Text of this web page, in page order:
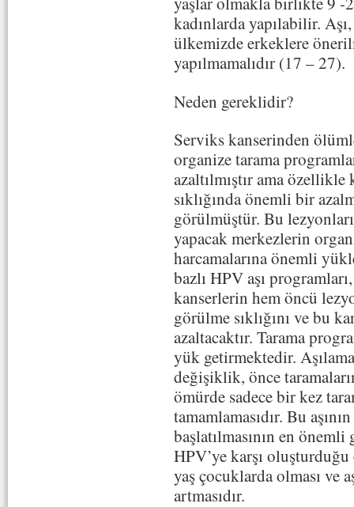
kadınlarda yapılabilir.
ülkemizde erkeklere
yapılmamalıdır (17 – 27).
Neden gereklidir?
Serviks kanserinden
organize tarama
azaltılmıştır ama
sıklığında önemli bir
görülmüştür. Bu
yapacak merkezlerin
harcamalarına önemli
bazlı HPV aşı
kanserlerin hem öncü
görülme sıklığını ve bu
azaltacaktır. Tarama
yük getirmektedir.
değişiklik, önce
ömürde sadece bir kez
tamamlamasıdır. Bu
başlatılmasının en
HPV’ye karşı
yaş çocuklarda olması ve
artmasıdır.